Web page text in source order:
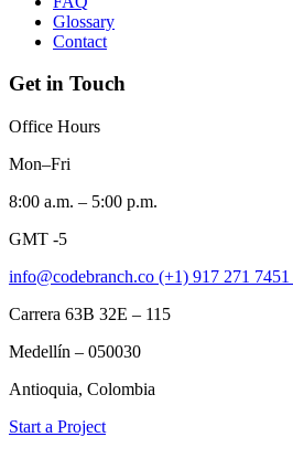
Glossary
Contact
Get in Touch
Office Hours
Mon–Fri
8:00 a.m. – 5:00 p.m.
GMT -5
info@codebranch.co (+1) 917 271 7451
Carrera 63B 32E – 115
Medellín – 050030
Antioquia, Colombia
Start a Project